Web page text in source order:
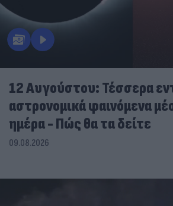
12 Αυγούστου: Τέσσερα
αστρονομικά φαινόμενα
ημέρα - Πώς θα τα δείτε
09.08.2026